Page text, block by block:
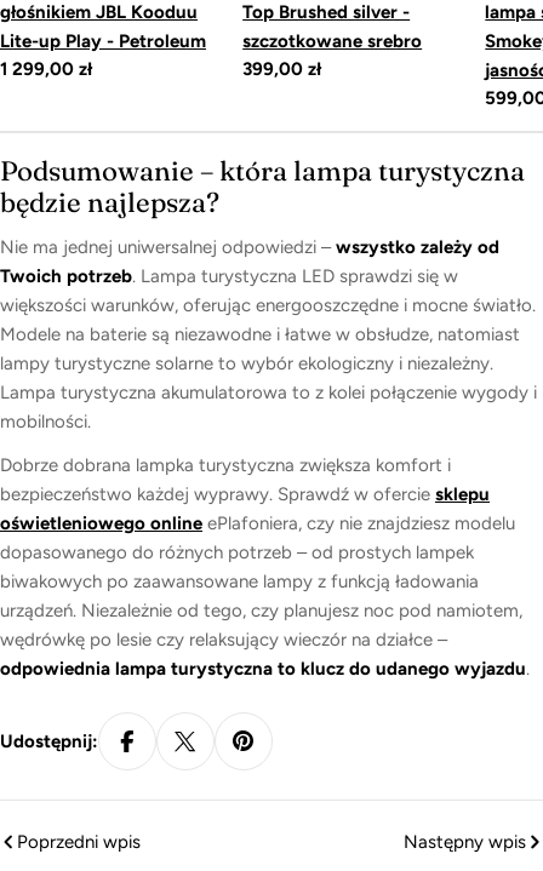
głośnikiem JBL Kooduu
Lite-up Play - Petroleum
Cena
1 299,00 zł
Top Brushed silver -
szczotkowane srebro
Cena
399,00 zł
lampa
Cena
Podsumowanie – która lampa turystyczna
będzie najlepsza?
Nie ma jednej uniwersalnej odpowiedzi –wszystko zależy od
Twoich potrzeb. Lampa turystyczna LED sprawdzi się w
większości warunków, oferując energooszczędne i mocne światło.
Modele na baterie są niezawodne i łatwe w obsłudze, natomiast
lampy turystyczne solarne to wybór ekologiczny i niezależny.
Lampa turystyczna akumulatorowa to z kolei połączenie wygody i
mobilności.
Dobrze dobrana lampka turystyczna zwiększa komfort i
bezpieczeństwo każdej wyprawy. Sprawdź w ofercie sklepu
oświetleniowego online ePlafoniera, czy nie znajdziesz modelu
dopasowanego do różnych potrzeb – od prostych lampek
biwakowych po zaawansowane lampy z funkcją ładowania
urządzeń. Niezależnie od tego, czy planujesz noc pod namiotem,
wędrówkę po lesie czy relaksujący wieczór na działce –
odpowiednia lampa turystyczna to klucz do udanego wyjazdu.
Udostępnij:
Poprzedni wpis Następny wpis